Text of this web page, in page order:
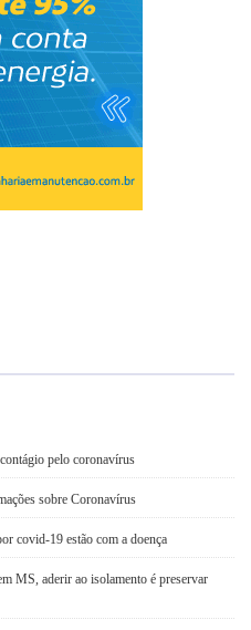
pelo coronavírus
sobre Coronavírus
covid-19 estão com a doença
MS, aderir ao isolamento é preservar